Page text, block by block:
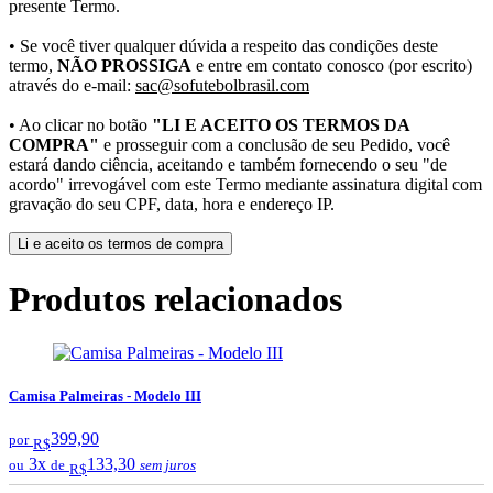
presente Termo.
• Se você tiver qualquer dúvida a respeito das condições deste
termo, NÃO PROSSIGA e entre em contato conosco (por escrito)
através do e-mail: sac@sofutebolbrasil.com
• Ao clicar no botão "LI E ACEITO OS TERMOS DA
COMPRA" e prosseguir com a conclusão de seu Pedido, você
estará dando ciência, aceitando e também fornecendo o seu "de
acordo" irrevogável com este Termo mediante assinatura digital com
gravação do seu CPF, data, hora e endereço IP.
Li e aceito os termos de compra
Produtos relacionados
Camisa Palmeiras - Modelo III
por R$399,90
ou 3x de R$133,30 sem juros